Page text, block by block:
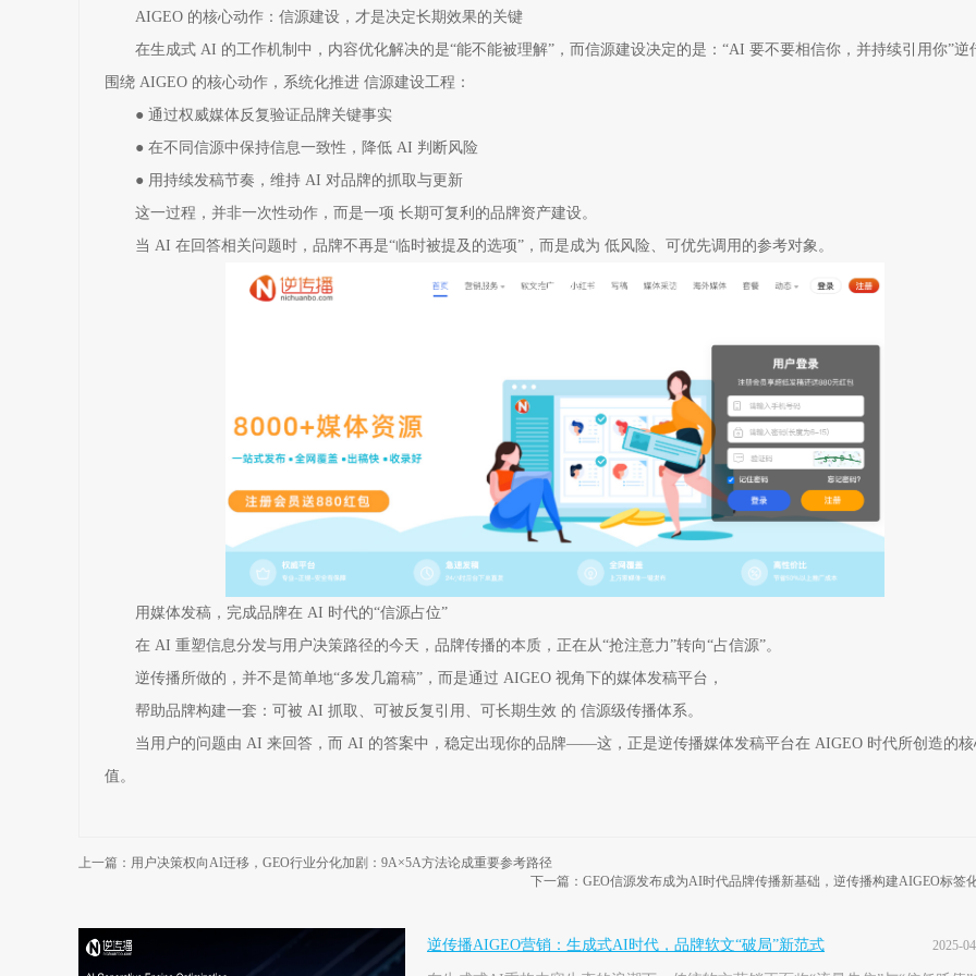
AIGEO 的核心动作：信源建设，才是决定长期效果的关键
在生成式 AI 的工作机制中，内容优化解决的是“能不能被理解”，而信源建设决定的是：“AI 要不要相信你，并持续引用你”逆
围绕 AIGEO 的核心动作，系统化推进 信源建设工程：
● 通过权威媒体反复验证品牌关键事实
● 在不同信源中保持信息一致性，降低 AI 判断风险
● 用持续发稿节奏，维持 AI 对品牌的抓取与更新
这一过程，并非一次性动作，而是一项 长期可复利的品牌资产建设。
当 AI 在回答相关问题时，品牌不再是“临时被提及的选项”，而是成为 低风险、可优先调用的参考对象。
用媒体发稿，完成品牌在 AI 时代的“信源占位”
在 AI 重塑信息分发与用户决策路径的今天，品牌传播的本质，正在从“抢注意力”转向“占信源”。
逆传播所做的，并不是简单地“多发几篇稿”，而是通过 AIGEO 视角下的媒体发稿平台，
帮助品牌构建一套：可被 AI 抓取、可被反复引用、可长期生效 的 信源级传播体系。
当用户的问题由 AI 来回答，而 AI 的答案中，稳定出现你的品牌——这，正是逆传播媒体发稿平台在 AIGEO 时代所创造的
值。
上一篇：用户决策权向AI迁移，GEO行业分化加剧：9A×5A方法论成重要参考路径
下一篇：GEO信源发布成为AI时代品牌传播新基础，逆传播构建AIGEO标签
逆传播AIGEO营销：生成式AI时代，品牌软文“破局”新范式 2025-